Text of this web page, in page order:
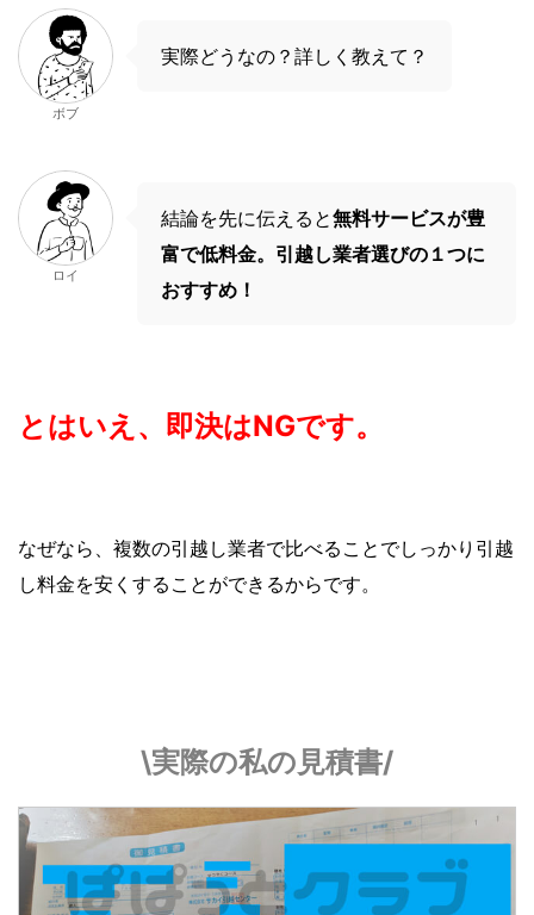
ボブ
実際どうなの？詳しく教えて？
ロイ
結論を先に伝えると無料サービスが豊
富で低料金。引越し業者選びの１つに
おすすめ！
とはいえ、即決はNGです。
なぜなら、複数の引越し業者で比べることでしっかり引越
し料金を安くすることができるからです。
\実際の私の見積書/